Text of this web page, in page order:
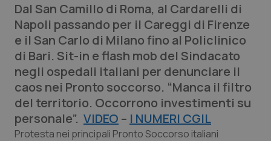
QS Pro
Professionisti Sanitari.AI
Abruzzo
Basilicata
QS Pro Gold
Artrite & artrosi
QS Club Newsletter
Dal San Camillo di Roma, al Cardarelli di
Napoli passando per il Careggi di Firenze
e il San Carlo di Milano fino al Policlinico
di Bari. Sit-in e flash mob del Sindacato
negli ospedali italiani per denunciare il
caos nei Pronto soccorso. “Manca il filtro
del territorio. Occorrono investimenti su
personale”. VIDEO – I NUMERI CGIL
Protesta nei principali Pronto Soccorso italiani